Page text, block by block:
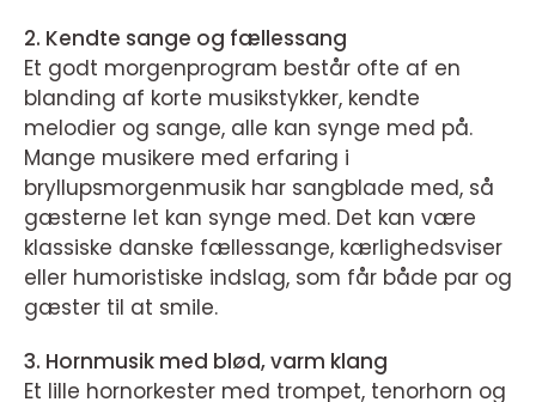
2. Kendte sange og fællessang
Et godt morgenprogram består ofte af en
blanding af korte musikstykker, kendte
melodier og sange, alle kan synge med på.
Mange musikere med erfaring i
bryllupsmorgenmusik har sangblade med, så
gæsterne let kan synge med. Det kan være
klassiske danske fællessange, kærlighedsviser
eller humoristiske indslag, som får både par og
gæster til at smile.
3. Hornmusik med blød, varm klang
Et lille hornorkester med trompet, tenorhorn og